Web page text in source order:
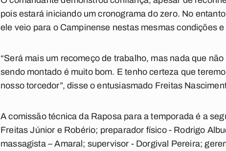
pois estará iniciando um cronograma do zero. No
ele veio para o Campinense nestas mesmas condições
“Será mais um recomeço de trabalho, mas nada que
sendo montado é muito bom. E tenho certeza que
nosso torcedor”, disse o entusiasmado Freitas
A comissão técnica da Raposa para a temporada é a
Freitas Júnior e Robério; preparador físico - Rodrigo
massagista – Amaral; supervisor - Dorgival Pereira;